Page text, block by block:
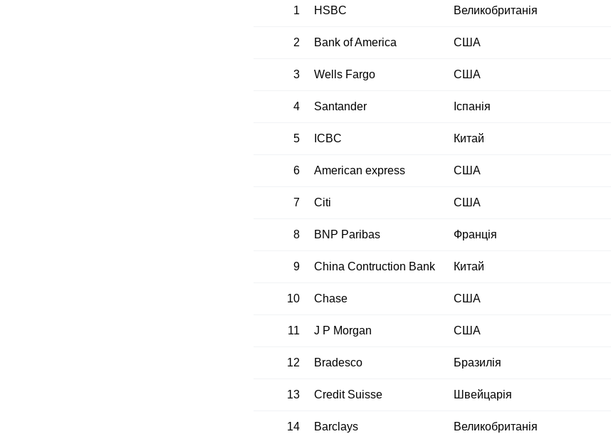
1 HSBC Великобританія
2 Bank of America США
3 Wells Fargo США
4 Santander Іспанія
5 ICBC Китай
6 American express США
7 Citi США
8 BNP Paribas Франція
9 China Contruction Bank Китай
10 Chase США
11 J P Morgan США
12 Bradesco Бразилія
13 Credit Suisse Швейцарія
14 Barclays Великобританія